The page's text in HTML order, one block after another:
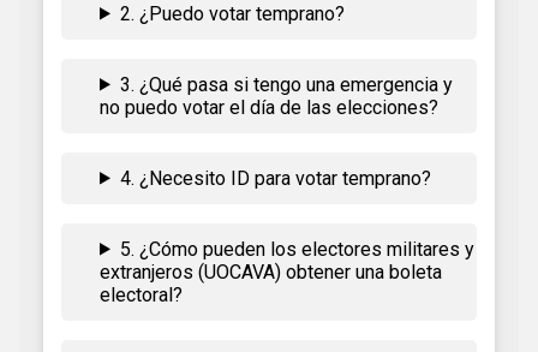
2. ¿Puedo votar temprano?
3. ¿Qué pasa si tengo una emergencia y
no puedo votar el día de las elecciones?
4. ¿Necesito ID para votar temprano?
5. ¿Cómo pueden los electores militares y
extranjeros (UOCAVA) obtener una boleta
electoral?